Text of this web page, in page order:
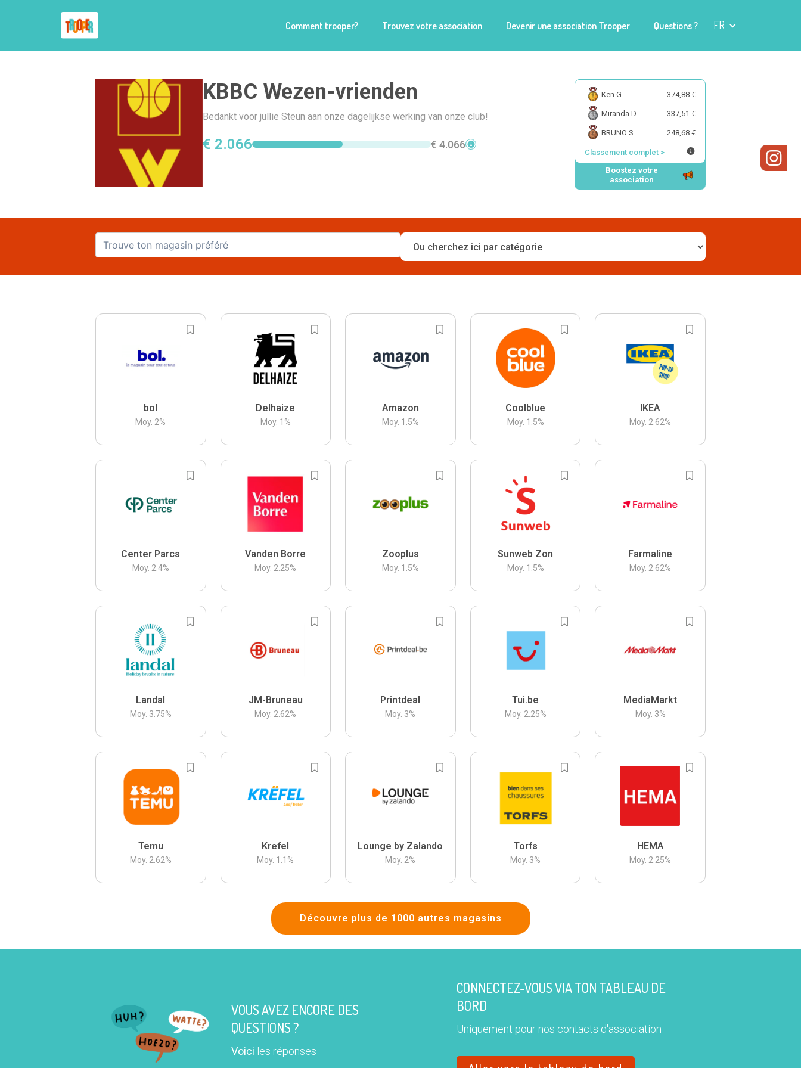
Comment trooper? Trouvez votre association Devenir une association Trooper Questions ? FR
KBBC Wezen-vrienden
Bedankt voor jullie Steun aan onze dagelijkse werking van onze club!
€ 2.066 € 4.066
Ken G. 374,88 €
Miranda D. 337,51 €
BRUNO S. 248,68 €
Classement complet >
Boostez votre
association
bol
Moy. 2%
Delhaize
Moy. 1 %
Amazon
Moy. 1.5%
Coolblue
Moy. 1.5%
IKEA
Moy. 2.62%
Center Parcs
Moy. 2.4%
Vanden Borre
Moy. 2.25%
Zooplus
Moy. 1.5%
Sunweb Zon
Moy. 1.5%
Farmaline
Moy. 2.62%
Landal
Moy. 3.75%
JM-Bruneau
Moy. 2.62%
Printdeal
Moy. 3%
Tui.be
Moy. 2.25%
MediaMarkt
Moy. 3%
Temu
Moy. 2.62%
Krefel
Moy. 1.1 %
Lounge by Zalando
Moy. 2%
Torfs
Moy. 3%
HEMA
Moy. 2.25%
Découvre plus de 1000 autres magasins
VOUS AVEZ ENCORE DES
QUESTIONS ?
Voici les réponses
CONNECTEZ-VOUS VIA TON TABLEAU DE
BORD
Uniquement pour nos contacts d'association